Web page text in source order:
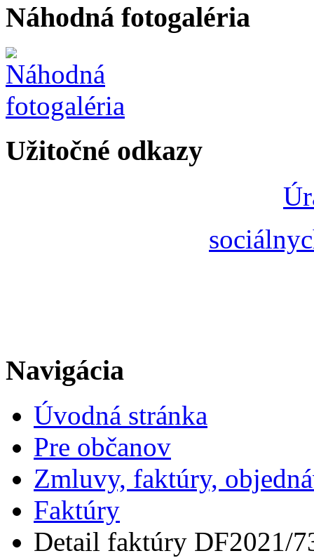
Náhodná fotogaléria
Užitočné odkazy
Navigácia
Úvodná stránka
Pre občanov
Zmluvy, faktúry,
Faktúry
Detail faktúry DF2021/